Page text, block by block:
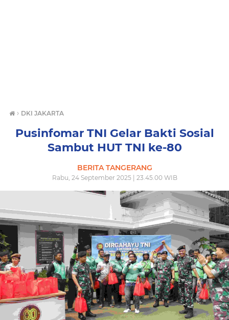
› DKI JAKARTA
Pusinfomar TNI Gelar Bakti Sosial
Sambut HUT TNI ke-80
BERITA TANGERANG
Rabu, 24 September 2025 | 23.45.00 WIB